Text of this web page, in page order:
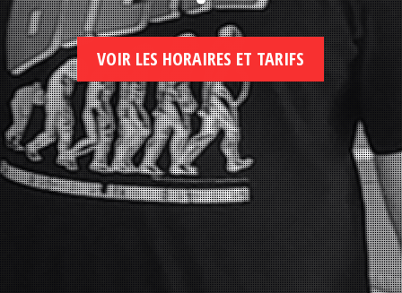
VOIR LES HORAIRES ET TARIFS